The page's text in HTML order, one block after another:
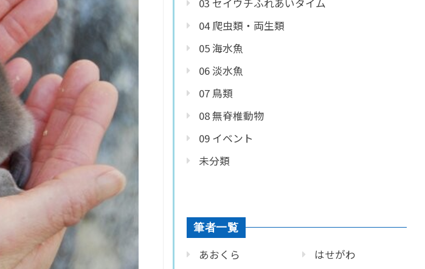
03 セイウチふれあいタイム
04 爬虫類・両生類
05 海水魚
06 淡水魚
07 鳥類
08 無脊椎動物
09 イベント
未分類
筆者一覧
あおくら
はせがわ